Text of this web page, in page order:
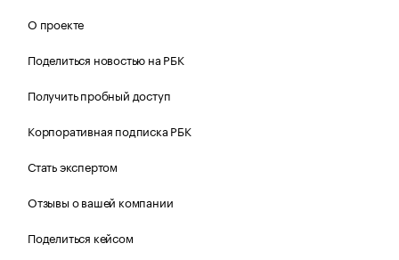
О проекте
Поделиться новостью на РБК
Получить пробный доступ
Корпоративная подписка РБК
Стать экспертом
Отзывы о вашей компании
Поделиться кейсом